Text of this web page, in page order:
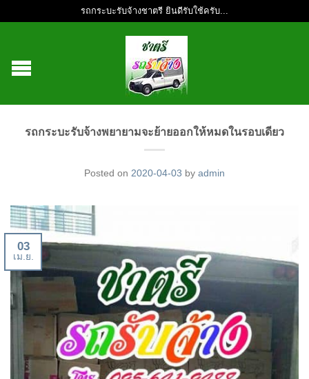
รถกระบะรับจ้างชาตรี ยินดีรับใช้ครับ...
รถกระบะรับจ้างพยายามจะย้ายออกให้หมดในรอบเดียว
Posted on 2020-04-03 by admin
03
เม.ย.